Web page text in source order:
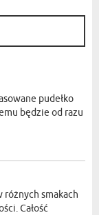
pudełko
będzie od razu
smakach
Całość